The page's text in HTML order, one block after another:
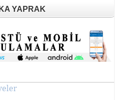
YAPRAK